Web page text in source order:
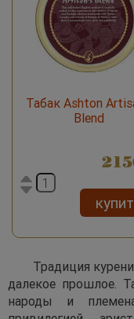
Табак Ashton
Blend
Традиция
далекое прошлое.
народы и